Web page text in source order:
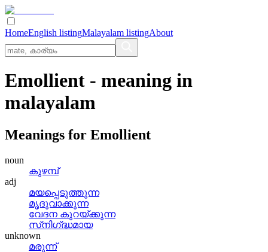
HomeEnglish listingMalayalam listingAbout
Emollient - meaning in
malayalam
Meanings for Emollient
noun
കുഴമ്പ്
adj
മയപ്പെടുത്തുന്ന
മൃദുവാക്കുന്ന
വേദന കുറയ്‌ക്കുന്ന
സ്‌നിഗ്‌ദ്ധമായ
unknown
മരുന്ന്